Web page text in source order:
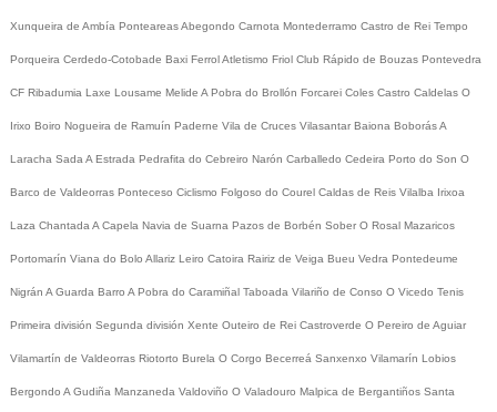
Xunqueira de Ambía PonteareasAbegondo Carnota Montederramo Castro de Rei Tempo
Porqueira Cerdedo-Cotobade Baxi FerrolAtletismo Friol Club Rápido de Bouzas Pontevedra
CF Ribadumia Laxe Lousame Melide A Pobra do Brollón Forcarei Coles Castro Caldelas O
Irixo Boiro Nogueira de Ramuín Paderne Vila de Cruces Vilasantar Baiona BoborásA
Laracha Sada A Estrada Pedrafita do Cebreiro Narón Carballedo Cedeira Porto do Son O
Barco de Valdeorras Ponteceso Ciclismo Folgoso do Courel Caldas de Reis Vilalba Irixoa
Laza Chantada A Capela Navia de Suarna Pazos de Borbén Sober O Rosal Mazaricos
Portomarín Viana do Bolo Allariz Leiro Catoira Rairiz de Veiga Bueu Vedra Pontedeume
Nigrán A Guarda Barro A Pobra do Caramiñal Taboada Vilariño de Conso O Vicedo Tenis
Primeira división Segunda división Xente Outeiro de Rei Castroverde O Pereiro de Aguiar
Vilamartín de Valdeorras Riotorto Burela O Corgo Becerreá Sanxenxo Vilamarín Lobios
Bergondo A Gudiña Manzaneda Valdoviño O Valadouro Malpica de Bergantiños Santa